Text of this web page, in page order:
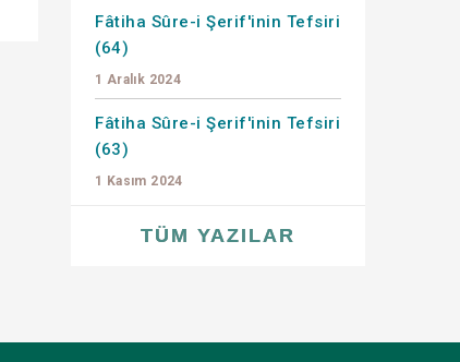
Fâtiha Sûre-i Şerif'inin Tefsiri
(64)
1 Aralık 2024
Fâtiha Sûre-i Şerif'inin Tefsiri
(63)
1 Kasım 2024
TÜM YAZILAR